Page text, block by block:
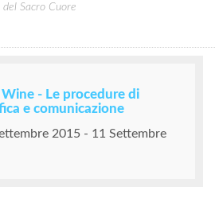
Sacro Cuore
- Le procedure di
e comunicazione
2015
11 Settembre